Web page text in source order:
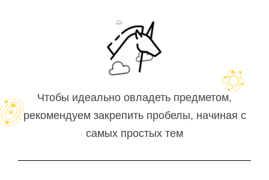
Чтобы идеально овладеть предметом,
рекомендуем закрепить пробелы, начиная с
самых простых тем